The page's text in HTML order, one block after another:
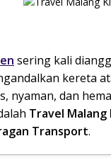
sering kali
kereta
nyaman, dan
Travel Malang
Transport.